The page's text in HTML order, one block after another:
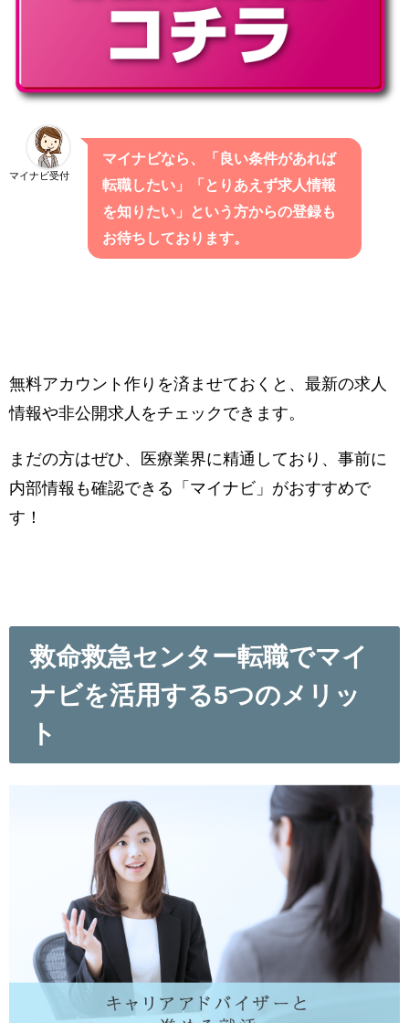
マイナビ受付
マイナビなら、「良い条件があれば
転職したい」「とりあえず求人情報
を知りたい」という方からの登録も
お待ちしております。
無料アカウント作りを済ませておくと、最新の求人
情報や非公開求人をチェックできます。
まだの方はぜひ、医療業界に精通しており、事前に
内部情報も確認できる「マイナビ」がおすすめで
す！
救命救急センター転職でマイ
ナビを活用する5つのメリッ
ト